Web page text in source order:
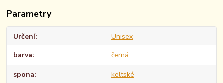
Parametry
Určení Unisex
barva černá
spona keltské